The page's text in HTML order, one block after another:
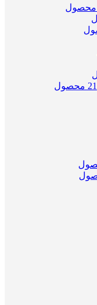
21 محصول